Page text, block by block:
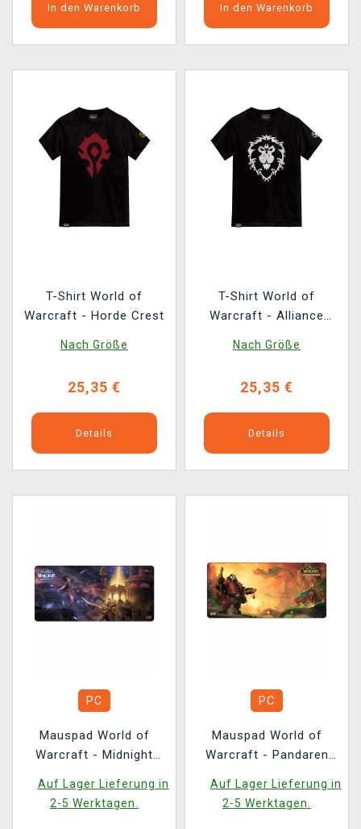
In den Warenkorb In den Warenkorb
T-Shirt World of
Warcraft - Horde Crest
Nach Größe
25,35 €
Details
T-Shirt World of
Warcraft - Alliance
Nach Größe
25,35 €
Details
PC
Mauspad World of
Warcraft - Midnight
Auf Lager Lieferung in
2-5 Werktagen.
PC
Mauspad World of
Warcraft - Pandaren
Auf Lager Lieferung in
2-5 Werktagen.